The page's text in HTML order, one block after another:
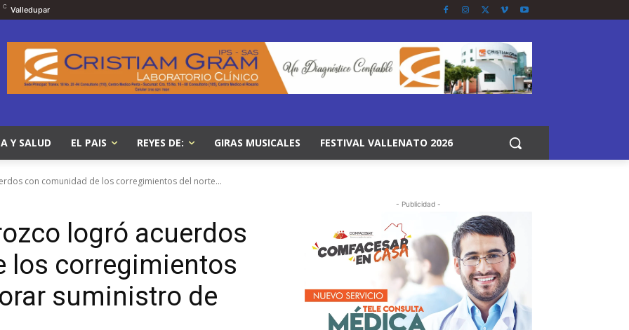
C Valledupar
Y SALUD EL PAIS REYES DE: GIRAS MUSICALES FESTIVAL VALLENATO 2026
con comunidad de los corregimientos del norte...
logró acuerdos
los corregimientos
suministro de
- Publicidad -